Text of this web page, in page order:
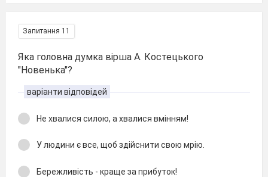
Запитання 11
Яка головна думка вірша А. Костецького
"Новенька"?
варіанти відповідей
Не хвалися силою, а хвалися вмінням!
У людини є все, щоб здійснити свою мрію.
Бережливість - краще за прибуток!